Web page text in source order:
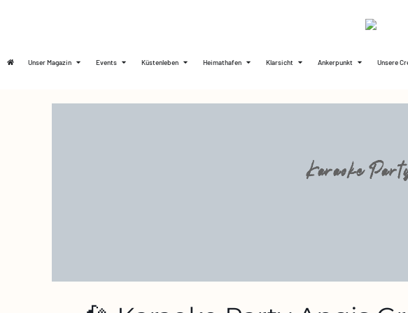
Unser Magazin Events Küstenleben Heimathafen Klarsicht Ankerpunkt Unsere
Karaoke